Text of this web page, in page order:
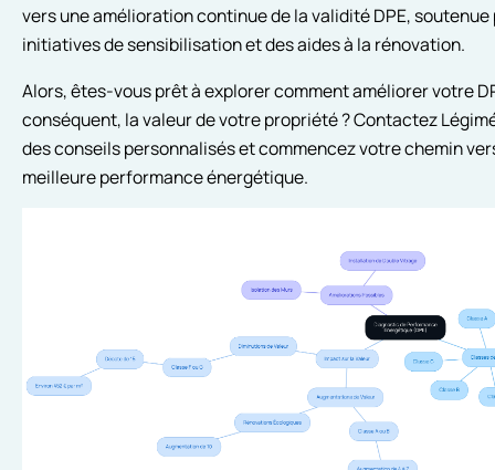
vers une amélioration continue de la validité DPE, soutenue
initiatives de sensibilisation et des aides à la rénovation.
Alors, êtes-vous prêt à explorer comment améliorer votre
conséquent, la valeur de votre propriété ? Contactez
des conseils personnalisés et commencez votre chemin
meilleure performance énergétique.